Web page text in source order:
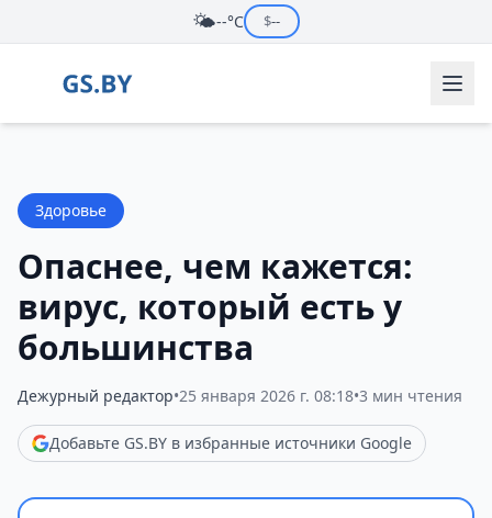
🌤️--°C $--
Здоровье
Опаснее, чем кажется:
вирус, который есть у
большинства
Дежурный редактор•25 января 2026 г. 08:18•3 мин чтения
Добавьте GS.BY в избранные источники Google